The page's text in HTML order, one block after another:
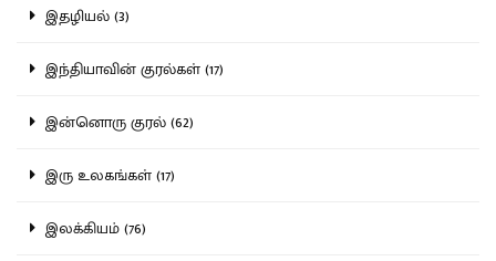
இதழியல் (3)
இந்தியாவின் குரல்கள் (17)
இன்னொரு குரல் (62)
இரு உலகங்கள் (17)
இலக்கியம் (76)